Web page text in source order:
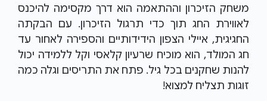
משחק הזיכרון וההתאמה הוא דרך מקסימה להיכנס
לאווירת החג תוך כדי תרגול הזיכרון. עם הבקתה
החגיגית, איילי הצפון הידידותיים והספירה לאחור עד
חג המולד, הוא מוכיח שרעיון קלאסי וקל ללמידה יכול
להנות שחקנים בכל גיל. פתח את התריסים וגלה כמה
זוגות תצליח למצוא!